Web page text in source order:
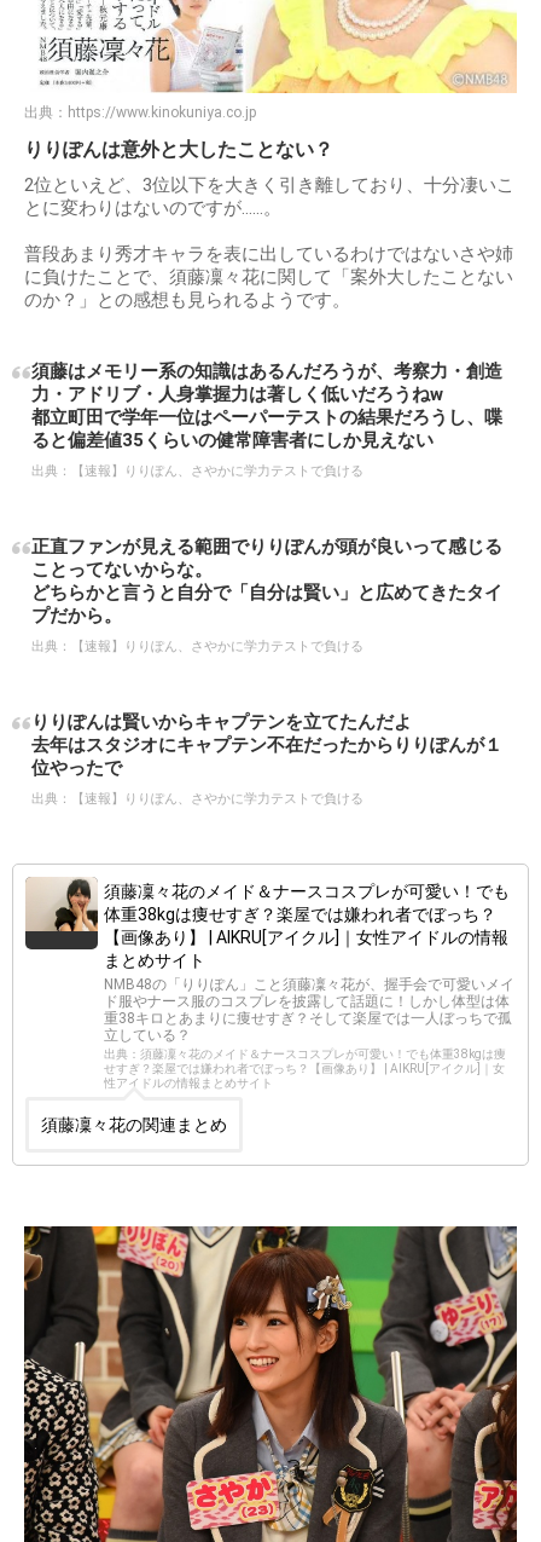
出典： https://www.kinokuniya.co.jp
りりぽんは意外と大したことない？
2位といえど、3位以下を大きく引き離しており、十分凄いこ
とに変わりはないのですが……。
普段あまり秀才キャラを表に出しているわけではないさや姉
に負けたことで、須藤凜々花に関して「案外大したことない
のか？」との感想も見られるようです。
須藤はメモリー系の知識はあるんだろうが、考察力・創造
力・アドリブ・人身掌握力は著しく低いだろうねw
都立町田で学年一位はペーパーテストの結果だろうし、喋
ると偏差値35くらいの健常障害者にしか見えない
出典： 【速報】りりぽん、さやかに学力テストで負ける
正直ファンが見える範囲でりりぽんが頭が良いって感じる
ことってないからな。
どちらかと言うと自分で「自分は賢い」と広めてきたタイ
プだから。
出典： 【速報】りりぽん、さやかに学力テストで負ける
りりぽんは賢いからキャプテンを立てたんだよ
去年はスタジオにキャプテン不在だったからりりぽんが１
位やったで
出典： 【速報】りりぽん、さやかに学力テストで負ける
須藤凜々花のメイド＆ナースコスプレが可愛い！でも
体重38kgは痩せすぎ？楽屋では嫌われ者でぼっち？
【画像あり】 | AIKRU[アイクル]｜女性アイドルの情報
まとめサイト
NMB48の「りりぽん」こと須藤凜々花が、握手会で可愛いメイ
ド服やナース服のコスプレを披露して話題に！しかし体型は体
重38キロとあまりに痩せすぎ？そして楽屋では一人ぼっちで孤
立している？
出典：須藤凜々花のメイド＆ナースコスプレが可愛い！でも体重38kgは痩
せすぎ？楽屋では嫌われ者でぼっち？【画像あり】 | AIKRU[アイクル]｜女
性アイドルの情報まとめサイト
須藤凜々花の関連まとめ